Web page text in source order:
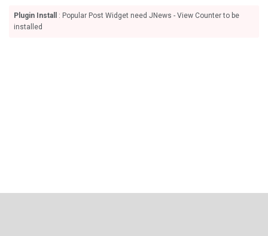
Plugin Install
: Popular Post Widget need JNews - View Counter to be
installed